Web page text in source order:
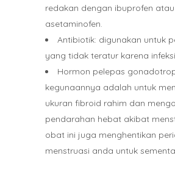
redakan dengan ibuprofen atau
asetaminofen.
Antibiotik: digunakan untuk
yang tidak teratur karena
Hormon pelepas
kegunaannya adalah untuk
ukuran fibroid rahim dan
pendarahan hebat akibat
obat ini juga menghentikan
menstruasi anda untuk